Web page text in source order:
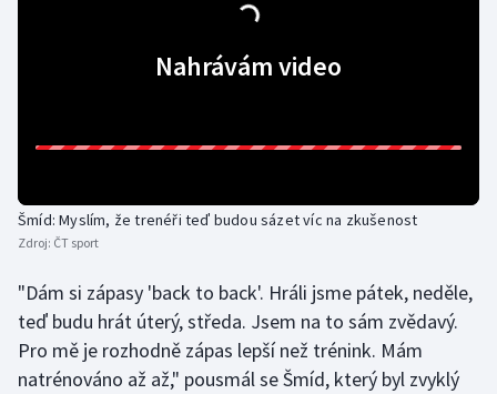
Short track
Stolní tenis
Triatlon
Nahrávám video
Šmíd: Myslím, že trenéři teď budou sázet víc na zkušenost
Zdroj: ČT sport
"Dám si zápasy 'back to back'. Hráli jsme pátek, neděle,
teď budu hrát úterý, středa. Jsem na to sám zvědavý.
Pro mě je rozhodně zápas lepší než trénink. Mám
natrénováno až až," pousmál se Šmíd, který byl zvyklý